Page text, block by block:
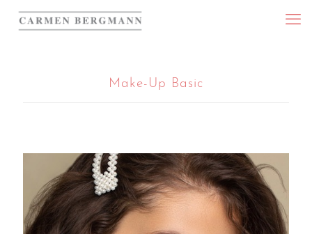
Make-Up Basic